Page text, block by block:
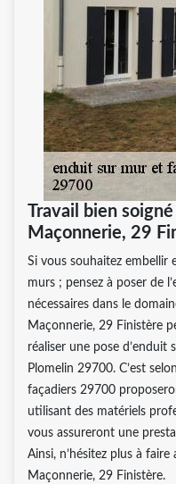
Travail bien
Maçonnerie, 29
Si vous souhaitez embellir
murs ; pensez à poser de
nécessaires dans le
Maçonnerie, 29 Finistère
réaliser une pose d’enduit
Plomelin 29700. C’est
façadiers 29700
utilisant des matériels
vous assureront une
Ainsi, n’hésitez plus à
Maçonnerie, 29 Finistère.